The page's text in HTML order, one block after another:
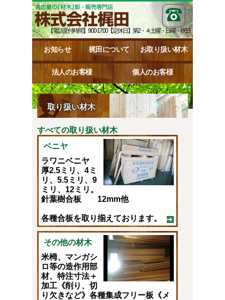
【電話受付時間】9:00-17:00【定休日】第2・４土曜・日曜・祝日
お知らせ 梶田について お取り扱い材木
法人のお客様 個人のお客様
取り扱い材木
すべての取り扱い材木
ベニヤ
ラワニベニヤ
厚2.5ミリ、4ミ
リ、5.5ミリ、9
ミリ、12ミリ。
針葉樹合板 12mm他
各種合板を取り揃えております。
その他の材木
米栂、マンガシ
ロ等の造作用部
材、特注寸法＋
加工《削り、切
り欠きなど》各種集成フリー板《メ